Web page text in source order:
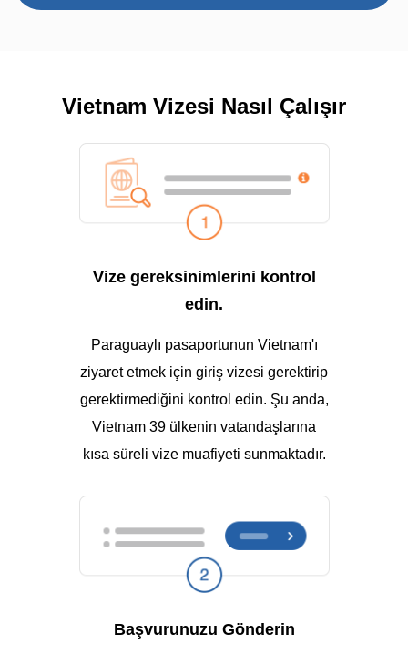
Vietnam Vizesi Nasıl Çalışır
Vize gereksinimlerini kontrol
edin.
Paraguaylı pasaportunun Vietnam'ı
ziyaret etmek için giriş vizesi gerektirip
gerektirmediğini kontrol edin. Şu anda,
Vietnam 39 ülkenin vatandaşlarına
kısa süreli vize muafiyeti sunmaktadır.
Başvurunuzu Gönderin